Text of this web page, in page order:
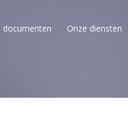
documenten Onze diensten